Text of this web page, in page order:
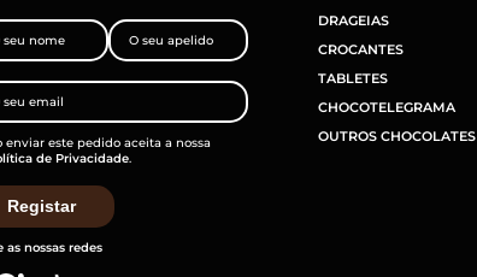
enviar este pedido aceita a nossa
de Privacidade.
as nossas redes
DRAGEIAS
CROCANTES
TABLETES
CHOCOTELEGRAMA
OUTROS CHOCOLATES